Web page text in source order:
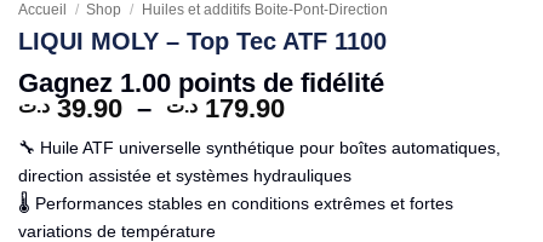
Accueil / Shop / Huiles et additifs Boite-Pont-Direction
LIQUI MOLY – Top Tec ATF 1100
Gagnez 1.00 points de fidélité
39.90 د.ت – 179.90 د.ت
Plage
prix :
39.90 د.ت
à
🔧 Huile ATF universelle synthétique pour boîtes automatiques,
direction assistée et systèmes hydrauliques
🌡️ Performances stables en conditions extrêmes et fortes
variations de température